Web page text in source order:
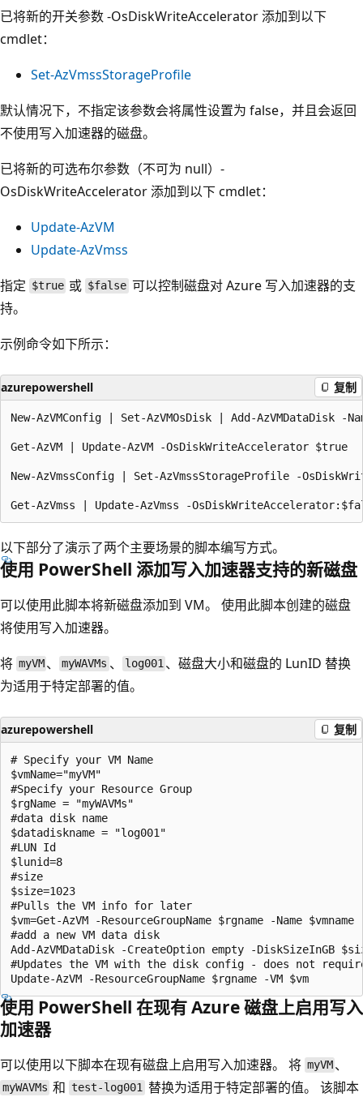
已将新的开关参数-OsDiskWriteAccelerator 添加到以下
cmdlet：
Set-AzVmssStorageProfile
默认情况下，不指定该参数会将属性设置为 false，并且会返回
不使用写入加速器的磁盘。
已将新的可选布尔参数（不可为 null） -
OsDiskWriteAccelerator 添加到以下 cmdlet：
Update-AzVM
Update-AzVmss
指定 $true 或 $false 可以控制磁盘对 Azure 写入加速器的支
持。
示例命令如下所示：
azurepowershell 复制
New-AzVMConfig | Set-AzVMOsDisk | Add-AzVMDataDisk
Get-AzVM | Update-AzVM -OsDiskWriteAccelerator $true
New-AzVmssConfig | Set-AzVmssStorageProfile -
以下部分了演示了两个主要场景的脚本编写方式。
使用 PowerShell 添加写入加速器支持的新磁盘
可以使用此脚本将新磁盘添加到 VM。 使用此脚本创建的磁盘
将使用写入加速器。
将 myVM 、 myWAVMs 、 log001 、磁盘大小和磁盘的 LunID 替换
为适用于特定部署的值。
azurepowershell 复制
# Specify your VM Name
$vmName="myVM"
#Specify your Resource Group
$rgName = "myWAVMs"
#data disk name
$datadiskname = "log001"
#LUN Id
$lunid=8
#size
$size=1023
#Pulls the VM info for later
$vm=Get-AzVM -ResourceGroupName $rgname -Name $vmname
#add a new VM data disk
Add-AzVMDataDisk -CreateOption empty -DiskSizeInGB
#Updates the VM with the disk config - does not
使用 PowerShell 在现有 Azure 磁盘上启用写入
加速器
可以使用以下脚本在现有磁盘上启用写入加速器。 将 myVM 、
myWAVMs 和 test-log001 替换为适用于特定部署的值。 该脚本